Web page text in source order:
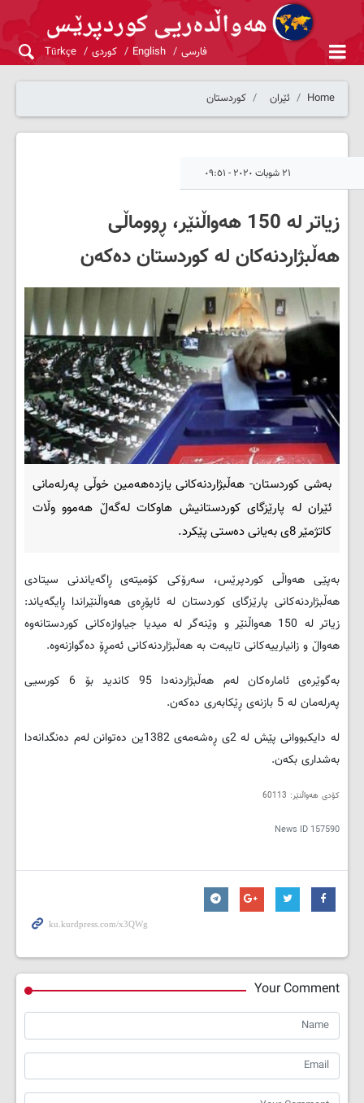
فارسی English کوردی Türkçe
Home ئێران کوردستان
٢١ شوبات ٢٠٢٠ - ٠٩:٥١
زیاتر لە 150 هەواڵنێر، ڕووماڵی
هەڵبژاردنەکان لە کوردستان دەکەن
بەشی کوردستان- هەڵبژاردنەکانی یازدەهەمین خوڵی پەرلەمانی
ئێران لە پارێزگای کوردستانیش هاوکات لەگەڵ هەموو وڵات
کاتژمێر 8ی بەیانی دەستی پێکرد.
بەپێی هەواڵی کوردپرێس، سەرۆکی کۆمیتەی ڕاگەیاندنی سیتادی
هەڵبژاردنەکانی پارێزگای کوردستان لە ئاپۆڕەی هەواڵنێراندا ڕایگەیاند:
زیاتر لە 150 هەواڵنێر و وێنەگر لە میدیا جیاوازەکانی کوردستانەوە
هەواڵ و زانیارییەکانی تایبەت بە هەڵبژاردنەکانی ئەمڕۆ دەگوازنەوە.
بەگوێرەی ئامارەکان لەم هەڵبژاردنەدا 95 کاندید بۆ 6 کورسیی
پەرلەمان لە 5 بازنەی ڕێکابەری دەکەن.
لە دایکبووانی پێش لە 2ی ڕەشەمەی 1382ین دەتوانن لەم دەنگدانەدا
بەشداری بکەن.
کۆدی هەواڵنێر: 60113
News ID 157590
Your Comment